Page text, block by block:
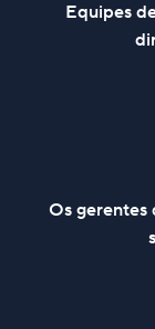
Equipes
Os gerentes